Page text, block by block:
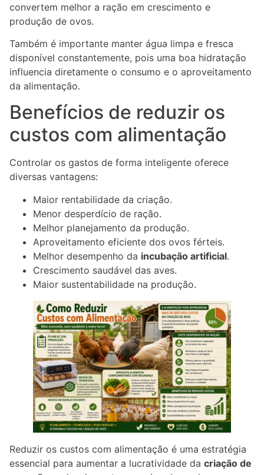
convertem melhor a ração em crescimento e
produção de ovos.
Também é importante manter água limpa e fresca
disponível constantemente, pois uma boa hidratação
influencia diretamente o consumo e o aproveitamento
da alimentação.
Benefícios de reduzir os
custos com alimentação
Controlar os gastos de forma inteligente oferece
diversas vantagens:
Maior rentabilidade da criação.
Menor desperdício de ração.
Melhor planejamento da produção.
Aproveitamento eficiente dos ovos férteis.
Melhor desempenho da incubação artificial.
Crescimento saudável das aves.
Maior sustentabilidade na produção.
Reduzir os custos com alimentação é uma estratégia
essencial para aumentar a lucratividade da criação de